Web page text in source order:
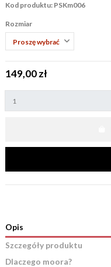
Kod produktu: PSKm006
Rozmiar
149,00 zł
Opis
Szczegóły produktu
Dlaczego moora?